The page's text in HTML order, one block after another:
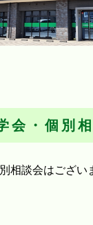
会・個別
相談会はござい